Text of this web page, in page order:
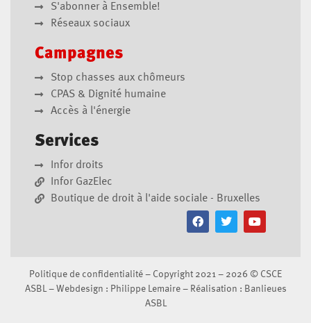
S'abonner à Ensemble!
Réseaux sociaux
Campagnes
Stop chasses aux chômeurs
CPAS & Dignité humaine
Accès à l'énergie
Services
Infor droits
Infor GazElec
Boutique de droit à l'aide sociale - Bruxelles
Politique de confidentialité – Copyright 2021 – 2026 © CSCE
ASBL
– Webdesign : Philippe Lemaire– Réalisation : Banlieues
ASBL